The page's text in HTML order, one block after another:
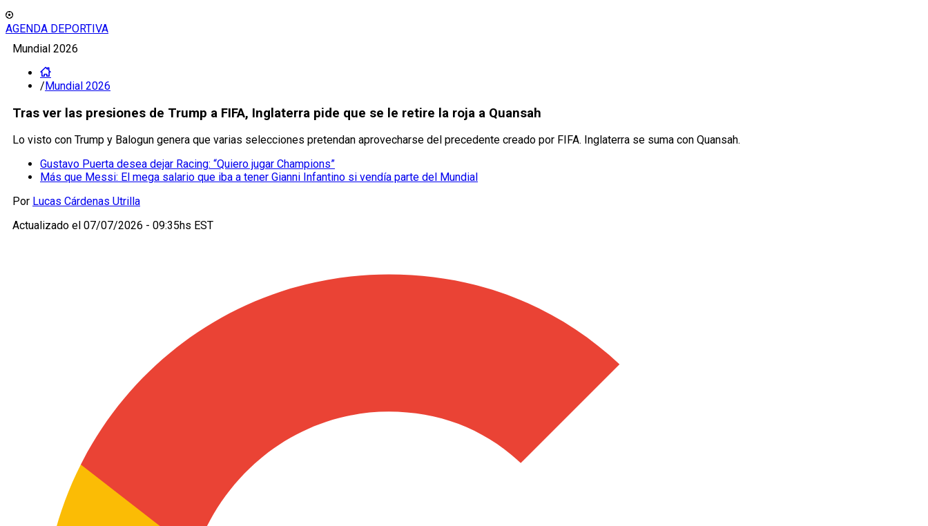
AGENDA DEPORTIVA
Mundial 2026
/Mundial 2026
Tras ver las presiones de Trump a FIFA, Inglaterra pide que se le retire la roja a Quansah
Lo visto con Trump y Balogun genera que varias selecciones pretendan aprovecharse del precedente creado por FIFA. Inglaterra se suma con Quansah.
Gustavo Puerta desea dejar Racing: “Quiero jugar Champions”
Más que Messi: El mega salario que iba a tener Gianni Infantino si vendía parte del Mundial
Por Lucas Cárdenas Utrilla
Actualizado el 07/07/2026 - 09:35hs EST